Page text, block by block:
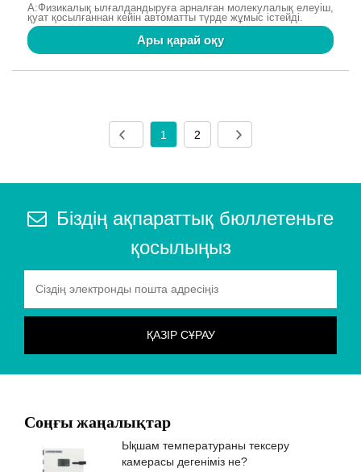
A:Физикалық ылғалдандыруға арналған молекулалық елеуіш,
қуат қосылғаннан кейін автоматты түрде жұмыс істейді.
Ары қарай оқу
1 2
Біздің ақпараттық бюллетеньге
қосылыңыз
Соңғы жаңалықтар
Ықшам температураны тексеру
камерасы дегеніміз не?